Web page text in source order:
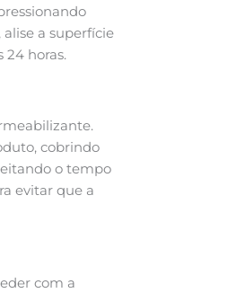
a superfície
24 horas.
cobrindo
o tempo
evitar que a
com a